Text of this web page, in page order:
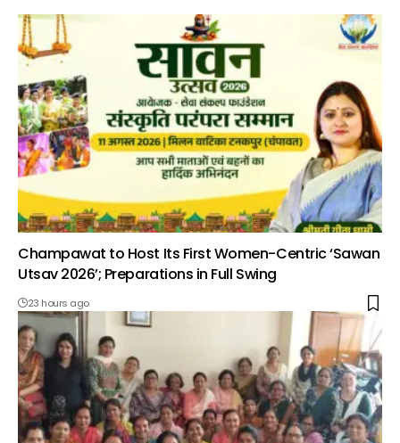
Champawat to Host Its First Women-Centric ‘Sawan
Utsav 2026’; Preparations in Full Swing
23 hours ago